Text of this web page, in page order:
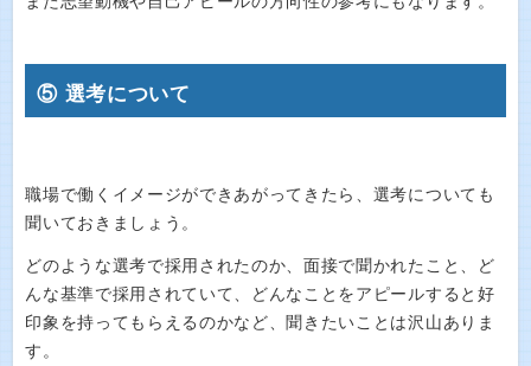
⑤ 選考について
職場で働くイメージができあがってきたら、選考についても
聞いておきましょう。
どのような選考で採用されたのか、面接で聞かれたこと、ど
んな基準で採用されていて、どんなことをアピールすると好
印象を持ってもらえるのかなど、聞きたいことは沢山ありま
す。